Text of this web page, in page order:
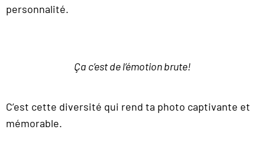
personnalité.
Ça c’est de l’émotion brute!
C’est cette diversité qui rend ta photo captivante et
mémorable.